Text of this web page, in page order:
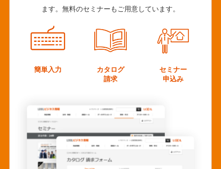
ます。無料のセミナーもご用意しています。
簡単入力
カタログ
請求
セミナー
申込み